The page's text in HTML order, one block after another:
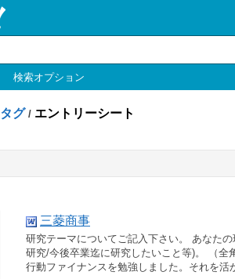
検索オプション
タグ / エントリーシート
三菱商事
研究テーマについてご記入下さい。 あなた
研究/今後卒業迄に研究したいこと等)。 （
行動ファイナンスを勉強しました。それを